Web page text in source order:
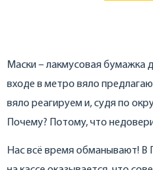
Маски – лакмусовая бумажка
входе в метро вяло
вяло реагируем и, судя по
Почему? Потому, что
Нас всё время обманывают! В